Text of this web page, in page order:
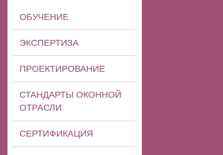
ОБУЧЕНИЕ
ЭКСПЕРТИЗА
ПРОЕКТИРОВАНИЕ
СТАНДАРТЫ ОКОННОЙ
ОТРАСЛИ
СЕРТИФИКАЦИЯ